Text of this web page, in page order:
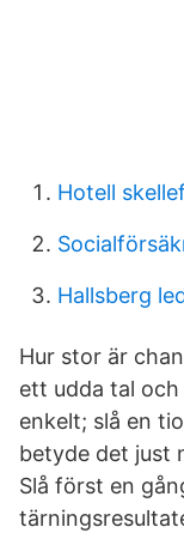
Hotell
Hallsberg
Hur stor är
ett udda tal
enkelt; slå en
betyde det just
Slå först en